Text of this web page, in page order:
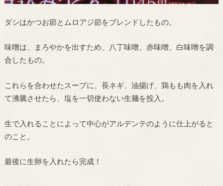
ダシはかつお節とムロアジ節をブレンドしたもの。
味噌は、まろやかを出すため、八丁味噌、赤味噌、白味噌を調
合したもの。
これらを合わせたスープに、長ネギ、油揚げ、鶏もも肉を入れ
て沸騰させたら、塩を一切使わない生麺を投入。
生で入れることによって中心がアルデンテのように仕上がると
のこと。
最後に生卵を入れたら完成！